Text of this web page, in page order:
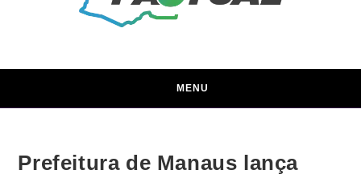
MENU
Prefeitura de Manaus lança